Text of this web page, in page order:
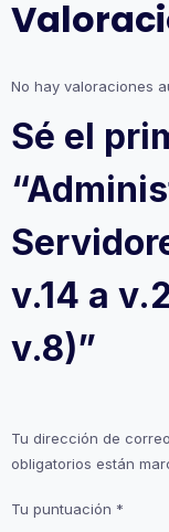
v.7
a
No hay valoraciones
Sé el
v.14 a
v.8)”
Tu dirección de
obligatorios están
Tu puntuación *